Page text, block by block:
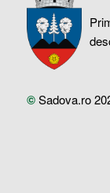
©Sadova.ro